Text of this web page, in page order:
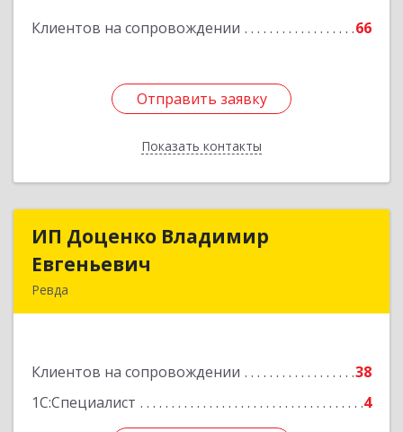
Клиентов на сопровождении 66
Отправить заявку
Показать контакты
Отправить заявку
Назад
ИП Доценко Владимир
Евгеньевич
Ревда
Клиентов на сопровождении
38
1С:Специалист
4
ИП Доценко Владимир
Подробнее